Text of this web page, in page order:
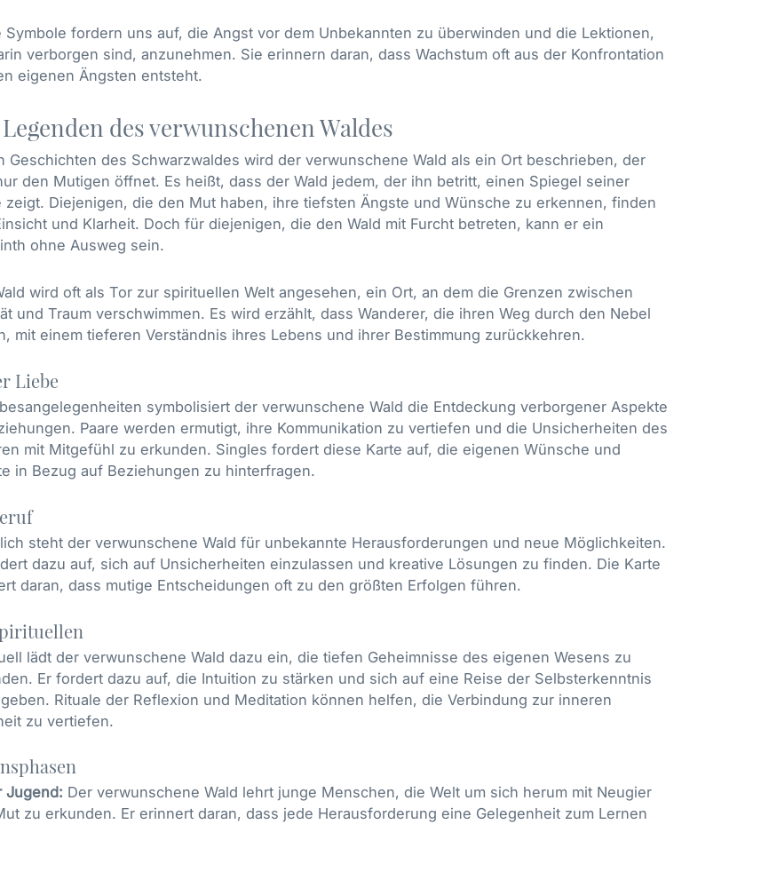
Symbole fordern uns auf, die Angst vor dem Unbekannten zu überwinden und die Lektionen,
verborgen sind, anzunehmen. Sie erinnern daran, dass Wachstum oft aus der Konfrontation
eigenen Ängsten entsteht.
des verwunschenen Waldes
Geschichten des Schwarzwaldes wird der verwunschene Wald als ein Ort beschrieben, der
den Mutigen öffnet. Es heißt, dass der Wald jedem, der ihn betritt, einen Spiegel seiner
zeigt. Diejenigen, die den Mut haben, ihre tiefsten Ängste und Wünsche zu erkennen, finden
und Klarheit. Doch für diejenigen, die den Wald mit Furcht betreten, kann er ein
ohne Ausweg sein.
wird oft als Tor zur spirituellen Welt angesehen, ein Ort, an dem die Grenzen zwischen
und Traum verschwimmen. Es wird erzählt, dass Wanderer, die ihren Weg durch den Nebel
mit einem tieferen Verständnis ihres Lebens und ihrer Bestimmung zurückkehren.
Liebe
symbolisiert der verwunschene Wald die Entdeckung verborgener Aspekte
Paare werden ermutigt, ihre Kommunikation zu vertiefen und die Unsicherheiten des
mit Mitgefühl zu erkunden. Singles fordert diese Karte auf, die eigenen Wünsche und
in Bezug auf Beziehungen zu hinterfragen.
steht der verwunschene Wald für unbekannte Herausforderungen und neue Möglichkeiten.
dazu auf, sich auf Unsicherheiten einzulassen und kreative Lösungen zu finden. Die Karte
daran, dass mutige Entscheidungen oft zu den größten Erfolgen führen.
lädt der verwunschene Wald dazu ein, die tiefen Geheimnisse des eigenen Wesens zu
Er fordert dazu auf, die Intuition zu stärken und sich auf eine Reise der Selbsterkenntnis
Rituale der Reflexion und Meditation können helfen, die Verbindung zur inneren
zu vertiefen.
Jugend: Der verwunschene Wald lehrt junge Menschen, die Welt um sich herum mit Neugier
zu erkunden. Er erinnert daran, dass jede Herausforderung eine Gelegenheit zum Lernen